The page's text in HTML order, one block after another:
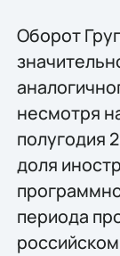
Оборот
несмотря
полугодия
доля
периода